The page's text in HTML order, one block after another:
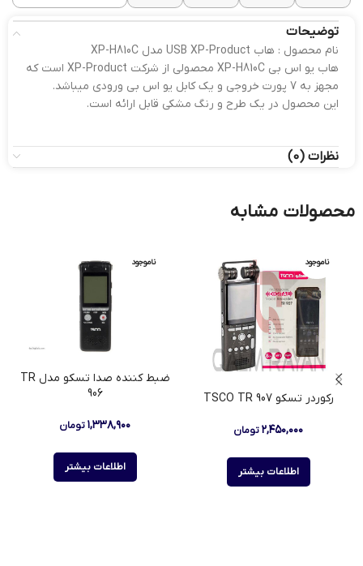
توضیحات
نام محصول : هاب USB XP-Product مدل XP-H810C
هاب یو اس بی XP-H810C محصولی از شرکت XP-Product است که
مجهز به 7 پورت خروجی و یک کابل یو اس بی ورودی میباشد.
این محصول در یک طرح و رنگ مشکی قابل ارائه است.
نظرات (0)
محصولات مشابه
ناموجود
رکوردر تسکو TSCO TR 907
۲,۴۵۰,۰۰۰تومان
اطلاعات بیشتر
ناموجود
ضبط کننده صدا تسکو مدل TR
906
۱,۳۳۸,۹۰۰تومان
اطلاعات بیشتر